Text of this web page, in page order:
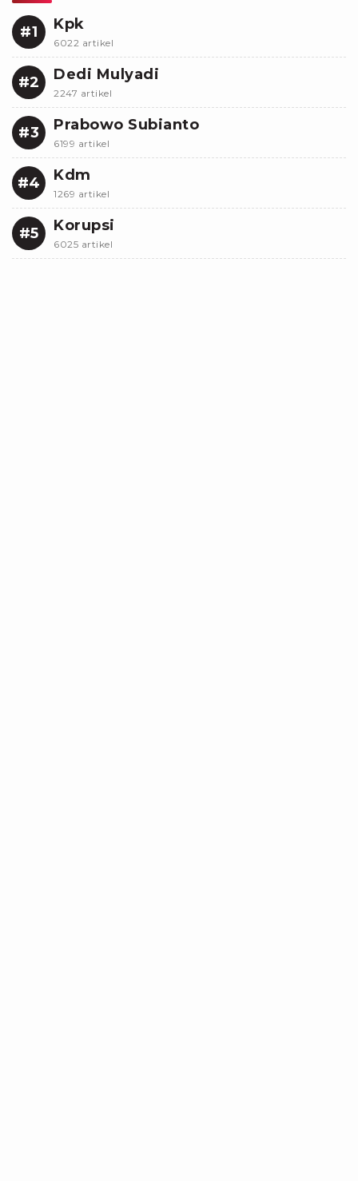
#1 Kpk
6022 artikel
#2 Dedi Mulyadi
2247 artikel
#3 Prabowo Subianto
6199 artikel
#4 Kdm
1269 artikel
#5 Korupsi
6025 artikel